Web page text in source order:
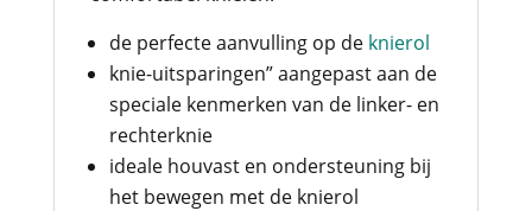
de perfecte aanvulling op de knierol
knie-uitsparingen” aangepast aan de
speciale kenmerken van de linker- en
rechterknie
ideale houvast en ondersteuning bij
het bewegen met de knierol